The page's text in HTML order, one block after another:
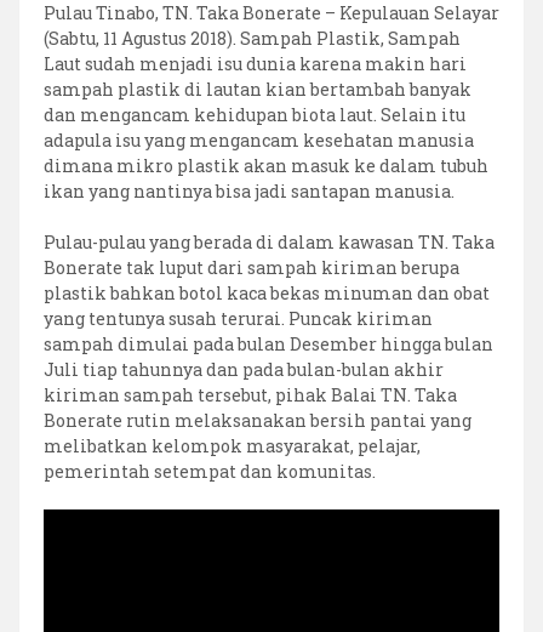
Pulau Tinabo, TN. Taka Bonerate – Kepulauan Selayar
(Sabtu, 11 Agustus 2018). Sampah Plastik, Sampah
Laut sudah menjadi isu dunia karena makin hari
sampah plastik di lautan kian bertambah banyak
dan mengancam kehidupan biota laut. Selain itu
adapula isu yang mengancam kesehatan manusia
dimana mikro plastik akan masuk ke dalam tubuh
ikan yang nantinya bisa jadi santapan manusia.
Pulau-pulau yang berada di dalam kawasan TN. Taka
Bonerate tak luput dari sampah kiriman berupa
plastik bahkan botol kaca bekas minuman dan obat
yang tentunya susah terurai. Puncak kiriman
sampah dimulai pada bulan Desember hingga bulan
Juli tiap tahunnya dan pada bulan-bulan akhir
kiriman sampah tersebut, pihak Balai TN. Taka
Bonerate rutin melaksanakan bersih pantai yang
melibatkan kelompok masyarakat, pelajar,
pemerintah setempat dan komunitas.